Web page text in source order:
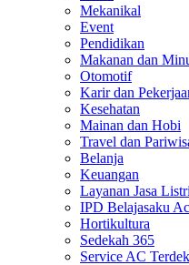
Mekanikal
Event
Pendidikan
Makanan dan
Otomotif
Karir dan
Kesehatan
Mainan dan Hobi
Travel dan
Belanja
Keuangan
Layanan Jasa
IPD Belajasaku
Hortikultura
Sedekah 365
Service AC